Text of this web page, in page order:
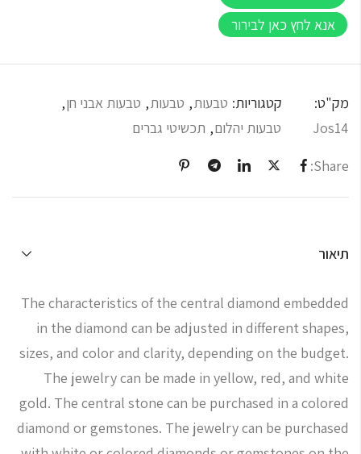
אנא לחץ כאן לבירור
מק"ט:
Jos14
קטגוריות: טבעות, טבעות, טבעות אבני חן,
טבעות יהלום, תכשיטי גברים
Share:
תיאור
The characteristics of the central diamond embedded
in the diamond can be adjusted in different shapes,
sizes, and color and clarity, depending on the budget.
The jewelry can be made in yellow, red, and white
gold. The central stone can be purchased in a colored
diamond or gemstones. The jewelry can be purchased